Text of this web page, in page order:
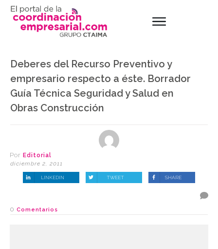
Deberes del Recurso Preventivo y
empresario respecto a éste. Borrador
Guía Técnica Seguridad y Salud en
Obras Construcción
Por Editorial
diciembre 2, 2011
LINKEDIN TWEET SHARE
0 Comentarios